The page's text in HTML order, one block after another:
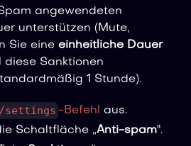
angewendeten
unterstützen (Mute,
Sie eine einheitliche Dauer
Sanktionen
1 Stunde).
/settings -Befehl aus.
Schaltfläche „Anti-spam".